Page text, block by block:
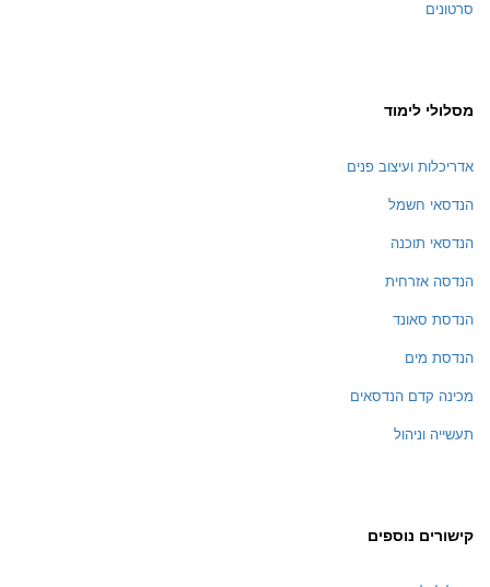
סרטונים
מסלולי לימוד
אדריכלות ועיצוב פנים
הנדסאי חשמל
הנדסאי תוכנה
הנדסה אזרחית
הנדסת סאונד
הנדסת מים
מכינה קדם הנדסאים
תעשייה וניהול
קישורים נוספים